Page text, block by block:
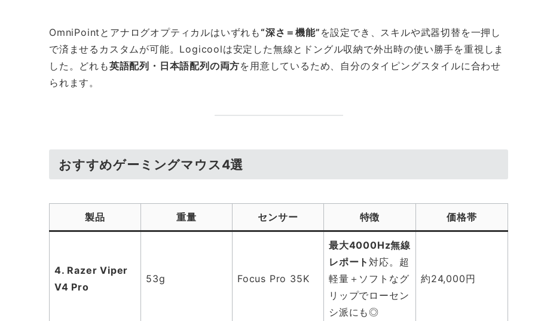
OmniPointとアナログオプティカルはいずれも“深さ＝機能” を設定でき、スキルや武器切替を一押し
で済ませるカスタムが可能。Logicoolは安定した無線とドングル収納で外出時の使い勝手を重視しま
した。どれも英語配列・日本語配列の両方を用意しているため、自分のタイピングスタイルに合わせ
られます。
おすすめゲーミングマウス4選
製品 重量 センサー 特徴 価格帯
4. Razer Viper
V4 Pro
53g Focus Pro 35K
最大4000Hz無線
レポート 対応。超
軽量＋ソフトなグ
リップでローセン
シ派にも◎
約24,000円